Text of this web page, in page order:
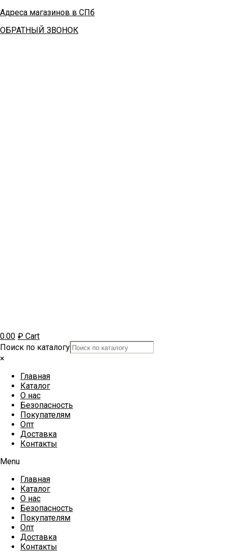
Адреса магазинов в СПб
ОБРАТНЫЙ ЗВОНОК
0.00 ₽ Cart
Поиск по каталогу
×
Главная
Каталог
О нас
Безопасность
Покупателям
Опт
Доставка
Контакты
Menu
Главная
Каталог
О нас
Безопасность
Покупателям
Опт
Доставка
Контакты